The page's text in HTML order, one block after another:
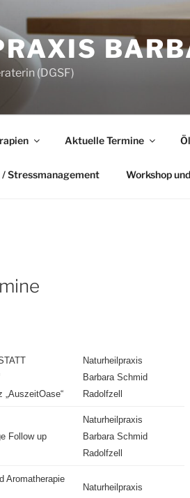
(DGSF)
Aktuelle Termine
/ Stressmanagement Workshop
„AuszeitOase“
Naturheilpraxis
Barbara Schmid
Radolfzell
Follow up
Naturheilpraxis
Barbara Schmid
Radolfzell
Aromatherapie
Naturheilpraxis